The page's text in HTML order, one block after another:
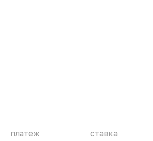
платеж ставка